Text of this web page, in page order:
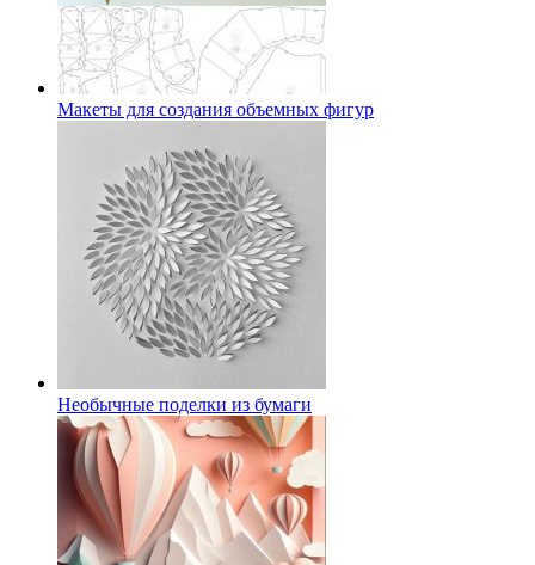
Макеты для создания объемных фигур
Необычные поделки из бумаги